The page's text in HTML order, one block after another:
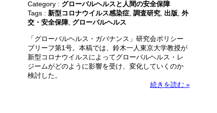
Category : グローバルヘルスと人間の安全保障
Tags : 新型コロナウイルス感染症, 調査研究, 出版 外
交・安全保障, グローバルヘルス
「グローバルヘルス・ガバナンス」研究会ポリシー
ブリーフ第1号。本稿では、鈴木一人東京大学教授が
新型コロナウイルスによってグローバルヘルス・レ
ジームがどのように影響を受け、変化していくのか
検討した。
続きを読む »